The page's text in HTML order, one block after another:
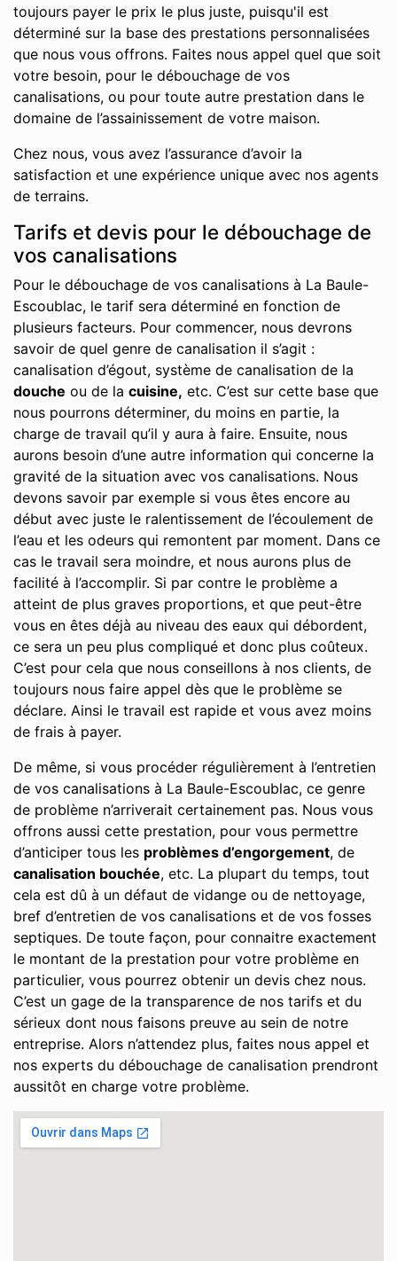
toujours payer le prix le plus juste, puisqu'il est
déterminé sur la base des prestations personnalisées
que nous vous offrons. Faites nous appel quel que soit
votre besoin, pour le débouchage de vos
canalisations, ou pour toute autre prestation dans le
domaine de l’assainissement de votre maison.
Chez nous, vous avez l’assurance d’avoir la
satisfaction et une expérience unique avec nos agents
de terrains.
Tarifs et devis pour le débouchage de
vos canalisations
Pour le débouchage de vos canalisations à La Baule-
Escoublac, le tarif sera déterminé en fonction de
plusieurs facteurs. Pour commencer, nous devrons
savoir de quel genre de canalisation il s’agit :
canalisation d’égout, système de canalisation de la
douche ou de la cuisine, etc. C’est sur cette base que
nous pourrons déterminer, du moins en partie, la
charge de travail qu’il y aura à faire. Ensuite, nous
aurons besoin d’une autre information qui concerne la
gravité de la situation avec vos canalisations. Nous
devons savoir par exemple si vous êtes encore au
début avec juste le ralentissement de l’écoulement de
l’eau et les odeurs qui remontent par moment. Dans ce
cas le travail sera moindre, et nous aurons plus de
facilité à l’accomplir. Si par contre le problème a
atteint de plus graves proportions, et que peut-être
vous en êtes déjà au niveau des eaux qui débordent,
ce sera un peu plus compliqué et donc plus coûteux.
C’est pour cela que nous conseillons à nos clients, de
toujours nous faire appel dès que le problème se
déclare. Ainsi le travail est rapide et vous avez moins
de frais à payer.
De même, si vous procéder régulièrement à l’entretien
de vos canalisations à La Baule-Escoublac, ce genre
de problème n’arriverait certainement pas. Nous vous
offrons aussi cette prestation, pour vous permettre
d’anticiper tous les problèmes d’engorgement, de
canalisation bouchée, etc. La plupart du temps, tout
cela est dû à un défaut de vidange ou de nettoyage,
bref d’entretien de vos canalisations et de vos fosses
septiques. De toute façon, pour connaitre exactement
le montant de la prestation pour votre problème en
particulier, vous pourrez obtenir un devis chez nous.
C’est un gage de la transparence de nos tarifs et du
sérieux dont nous faisons preuve au sein de notre
entreprise. Alors n’attendez plus, faites nous appel et
nos experts du débouchage de canalisation prendront
aussitôt en charge votre problème.